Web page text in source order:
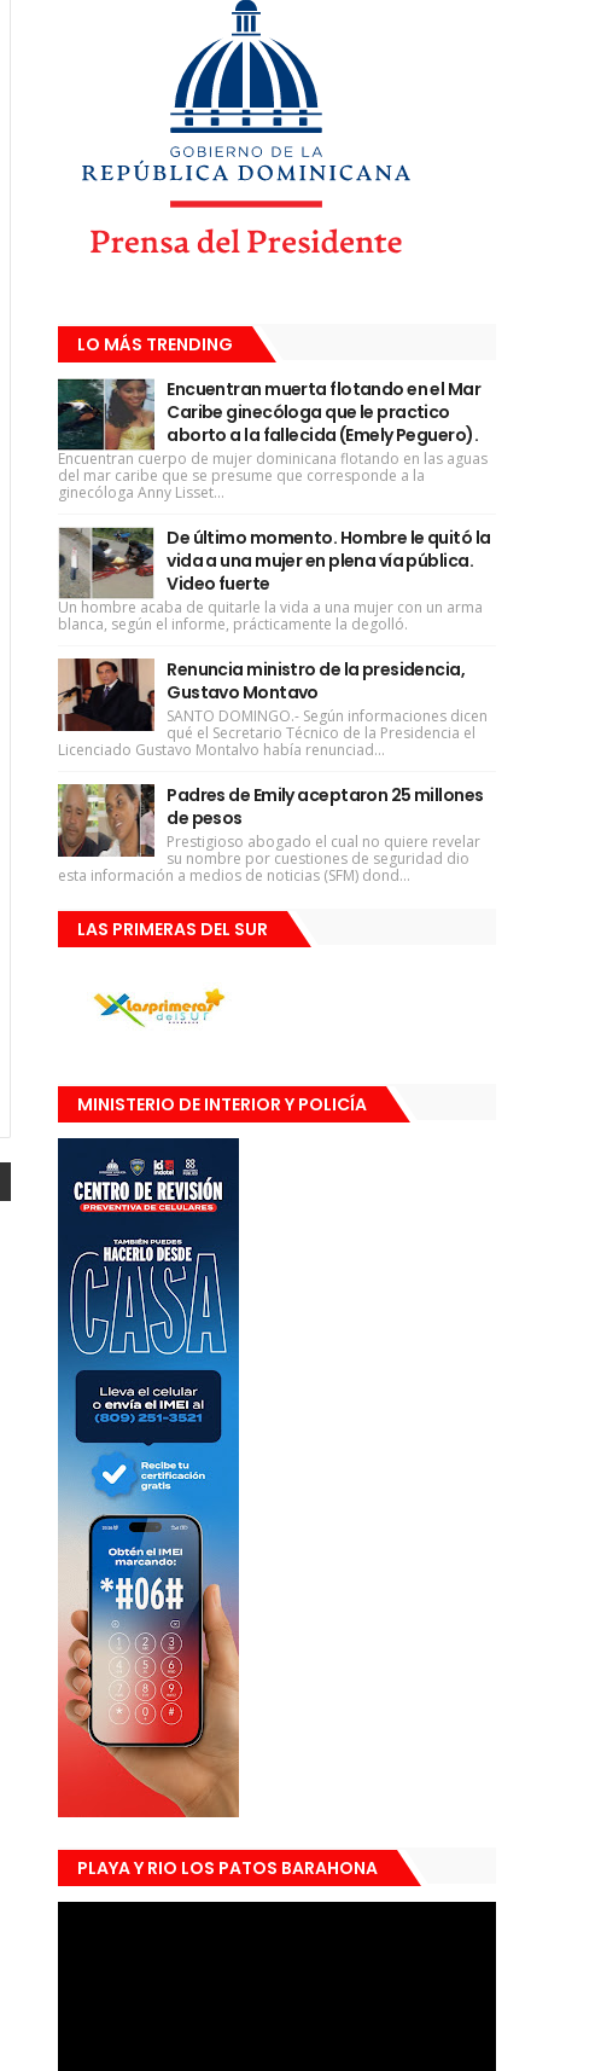
LO MÁS TRENDING
Encuentran muerta flotando en el Mar
Caribe ginecóloga que le practico
aborto a la fallecida (Emely Peguero).
Encuentran cuerpo de mujer dominicana flotando en las aguas
del mar caribe que se presume que corresponde a la
ginecóloga Anny Lisset...
De último momento. Hombre le quitó la
vida a una mujer en plena vía pública.
Video fuerte
Un hombre acaba de quitarle la vida a una mujer con un arma
blanca, según el informe, prácticamente la degolló.
Renuncia ministro de la presidencia,
Gustavo Montavo
SANTO DOMINGO.- Según informaciones dicen
qué el Secretario Técnico de la Presidencia el
Licenciado Gustavo Montalvo había renunciad...
Padres de Emily aceptaron 25 millones
de pesos
Prestigioso abogado el cual no quiere revelar
su nombre por cuestiones de seguridad dio
esta información a medios de noticias (SFM) dond...
LAS PRIMERAS DEL SUR
MINISTERIO DE INTERIOR Y POLICÍA
PLAYA Y RIO LOS PATOS BARAHONA